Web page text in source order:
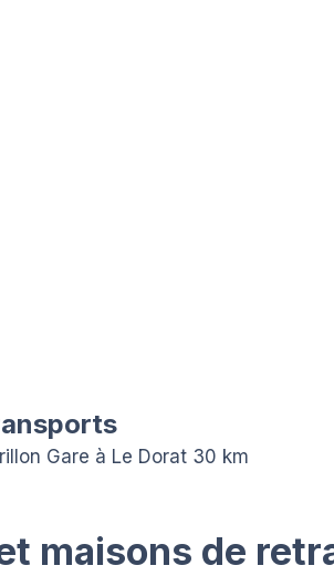
Gare à Le Dorat 30 km
et maisons de